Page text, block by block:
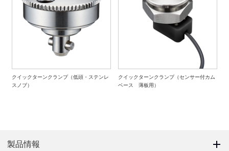
クイックターンクランプ（低頭・ステンレ
スノブ）
クイックターンクランプ（センサー付カム
ベース 薄板用）
製品情報